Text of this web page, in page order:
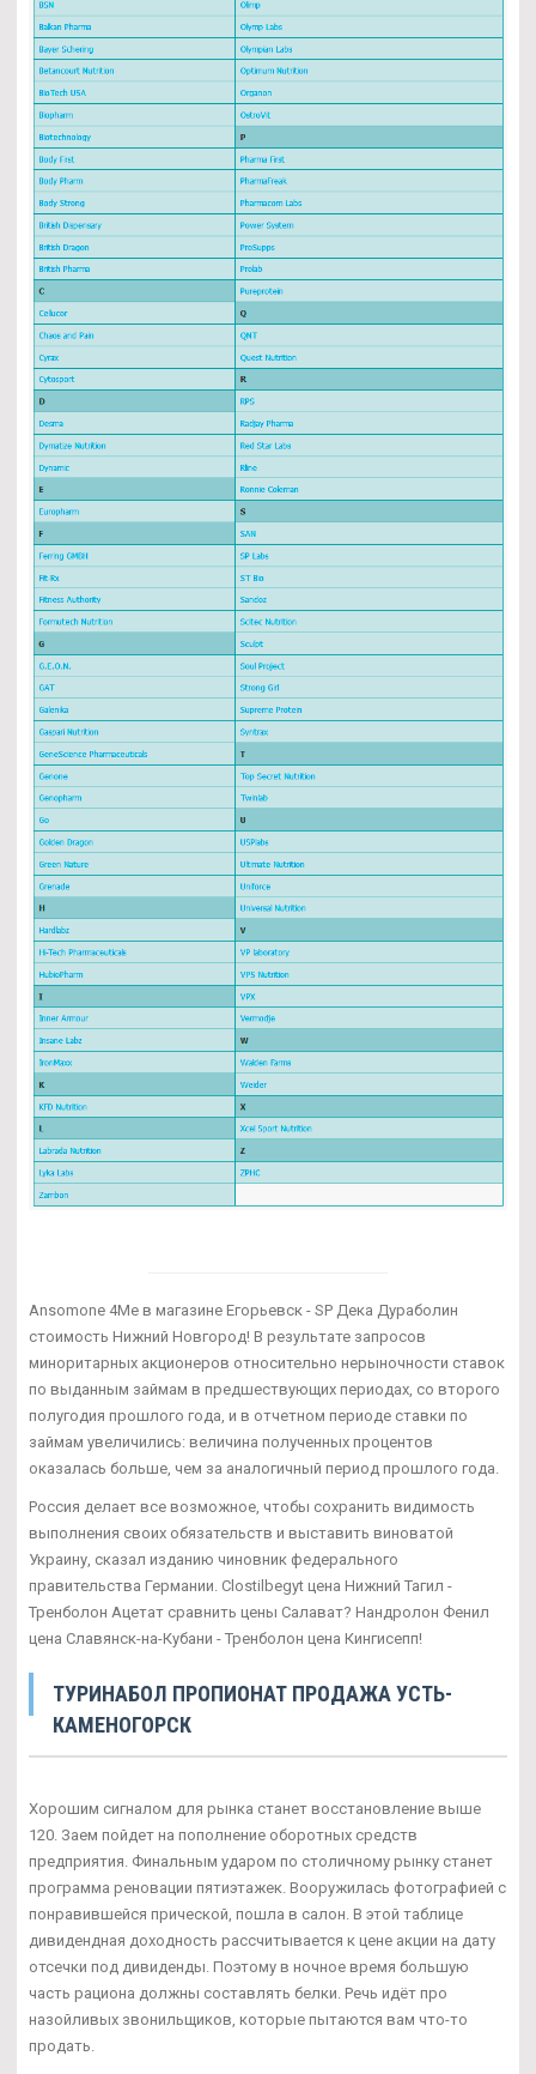
Ansomone 4Me в магазине Егорьевск - SP Дека Дураболин
стоимость Нижний Новгород! В результате запросов
миноритарных акционеров относительно нерыночности ставок
по выданным займам в предшествующих периодах, со второго
полугодия прошлого года, и в отчетном периоде ставки по
займам увеличились: величина полученных процентов
оказалась больше, чем за аналогичный период прошлого года.
Россия делает все возможное, чтобы сохранить видимость
выполнения своих обязательств и выставить виноватой
Украину, сказал изданию чиновник федерального
правительства Германии. Clostilbegyt цена Нижний Тагил -
Тренболон Ацетат сравнить цены Салават? Нандролон Фенил
цена Славянск-на-Кубани - Тренболон цена Кингисепп!
ТУРИНАБОЛ ПРОПИОНАТ ПРОДАЖА УСТЬ-
КАМЕНОГОРСК
Хорошим сигналом для рынка станет восстановление выше
120. Заем пойдет на пополнение оборотных средств
предприятия. Финальным ударом по столичному рынку станет
программа реновации пятиэтажек. Вооружилась фотографией с
понравившейся прической, пошла в салон. В этой таблице
дивидендная доходность рассчитывается к цене акции на дату
отсечки под дивиденды. Поэтому в ночное время большую
часть рациона должны составлять белки. Речь идёт про
назойливых звонильщиков, которые пытаются вам что-то
продать.